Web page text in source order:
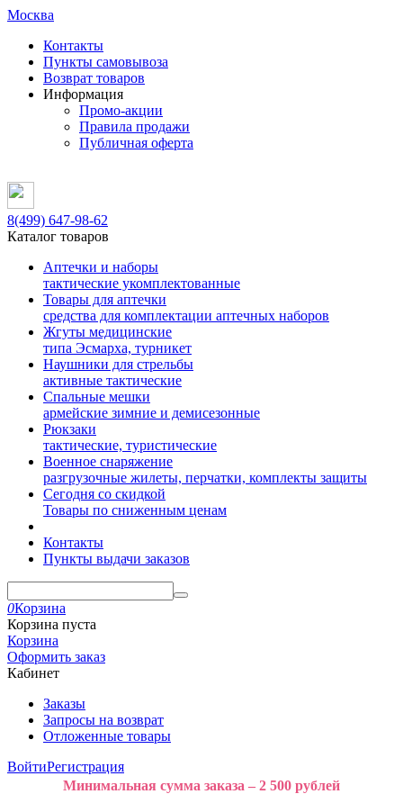
Москва
Контакты
Пункты самовывоза
Возврат товаров
Информация
Промо-акции
Правила продажи
Публичная оферта
8(499) 647-98-62
Каталог товаров
Аптечки и наборы
тактические укомплектованные
Товары для аптечки
средства для комплектации аптечных наборов
Жгуты медицинские
типа Эсмарха, турникет
Наушники для стрельбы
активные тактические
Спальные мешки
армейские зимние и демисезонные
Рюкзаки
тактические, туристические
Военное снаряжение
разгрузочные жилеты, перчатки, комплекты защиты
Сегодня со скидкой
Товары по сниженным ценам
Контакты
Пункты выдачи заказов
0Корзина
Корзина пуста
Корзина
Оформить заказ
Кабинет
Заказы
Запросы на возврат
Отложенные товары
ВойтиРегистрация
Минимальная сумма заказа – 2 500 рублей